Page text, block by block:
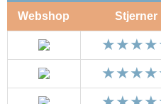
Webshop Stjerner